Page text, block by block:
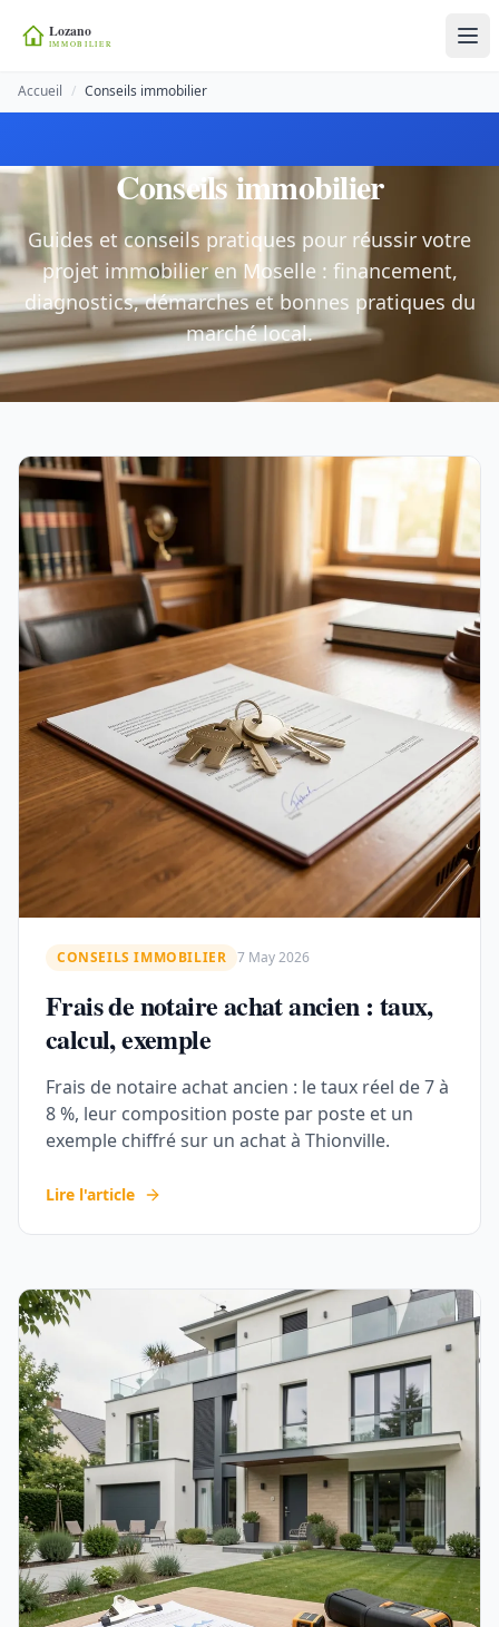
Accueil / Conseils immobilier
Conseils immobilier
Guides et conseils pratiques pour réussir votre
projet immobilier en Moselle : financement,
diagnostics, démarches et bonnes pratiques du
marché local.
CONSEILS IMMOBILIER 7 May 2026
Frais de notaire achat ancien : taux,
calcul, exemple
Frais de notaire achat ancien : le taux réel de 7 à
8 %, leur composition poste par poste et un
exemple chiffré sur un achat à Thionville.
Lire l'article